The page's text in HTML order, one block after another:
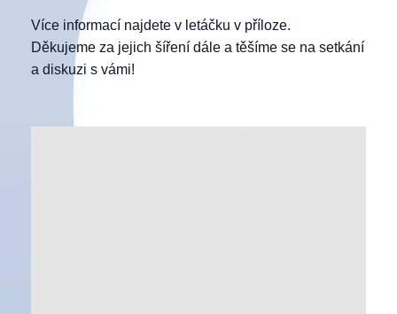
Více informací najdete v letáčku v příloze.
Děkujeme za jejich šíření dále a těšíme se na setkání
a diskuzi s vámi!